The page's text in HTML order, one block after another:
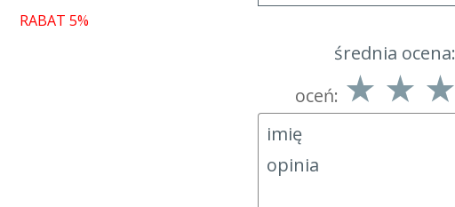
RABAT 5%
średnia ocena:
oceń: